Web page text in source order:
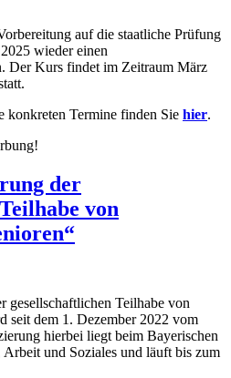
auf die staatliche Prüfung
wieder einen
Der Kurs findet im Zeitraum März
konkreten Termine finden Sie hier.
der
von
gesellschaftlichen Teilhabe von
seit dem 1. Dezember 2022 vom
hierbei liegt beim Bayerischen
und Soziales und läuft bis zum